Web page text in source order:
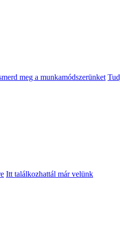
meg a munkamódszerünket
Itt találkozhattál már velünk